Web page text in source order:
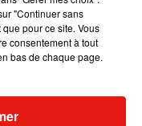
"Continuer sans
pour ce site. Vous
consentement à tout
bas de chaque page.